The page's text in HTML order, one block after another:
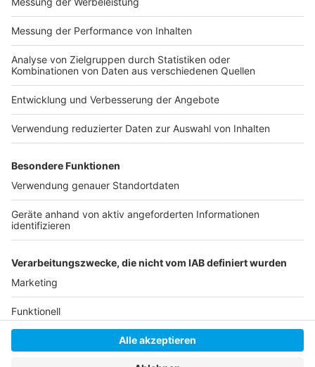
Anzeige
Ausführliche Infos auf unserer Homepage zur
Rheinkirmes
FAQ zur Rheinkirmes 2025 in Düsseldorf
Unsere Brauchtum-Seite
Anzeige